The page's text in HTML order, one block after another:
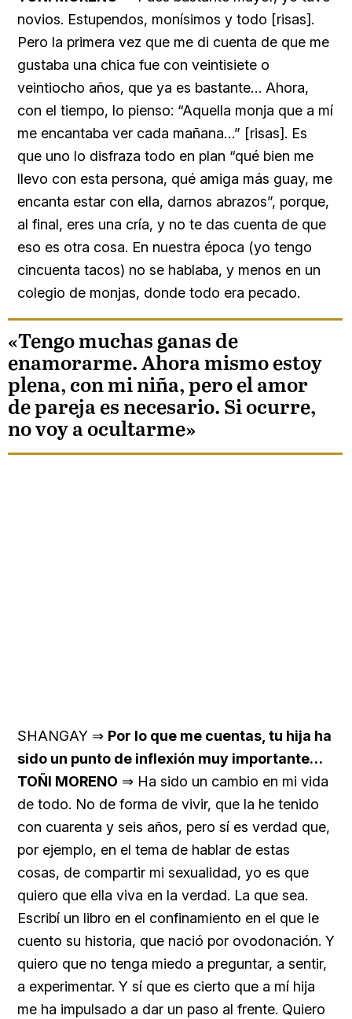
novios. Estupendos, monísimos y todo [risas].
Pero la primera vez que me di cuenta de que me
gustaba una chica fue con veintisiete o
veintiocho años, que ya es bastante… Ahora,
con el tiempo, lo pienso: “Aquella monja que a mí
me encantaba ver cada mañana…” [risas]. Es
que uno lo disfraza todo en plan “qué bien me
llevo con esta persona, qué amiga más guay, me
encanta estar con ella, darnos abrazos”, porque,
al final, eres una cría, y no te das cuenta de que
eso es otra cosa. En nuestra época (yo tengo
cincuenta tacos) no se hablaba, y menos en un
colegio de monjas, donde todo era pecado.
«Tengo muchas ganas de
enamorarme. Ahora mismo estoy
plena, con mi niña, pero el amor
de pareja es necesario. Si ocurre,
no voy a ocultarme»
SHANGAY ⇒ Por lo que me cuentas, tu hija ha
sido un punto de inflexión muy importante…
TOÑI MORENO ⇒ Ha sido un cambio en mi vida
de todo. No de forma de vivir, que la he tenido
con cuarenta y seis años, pero sí es verdad que,
por ejemplo, en el tema de hablar de estas
cosas, de compartir mi sexualidad, yo es que
quiero que ella viva en la verdad. La que sea.
Escribí un libro en el confinamiento en el que le
cuento su historia, que nació por ovodonación. Y
quiero que no tenga miedo a preguntar, a sentir,
a experimentar. Y sí que es cierto que a mí hija
me ha impulsado a dar un paso al frente. Quiero